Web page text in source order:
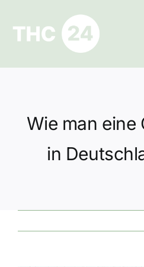
springen
Ratgeber
Datenschutz
Wie man eine
in